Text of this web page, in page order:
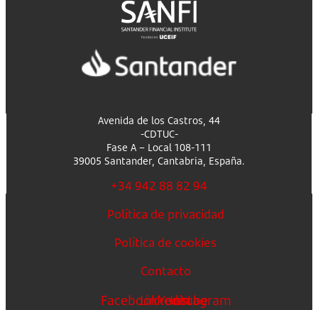
Avenida de los Castros, 44
-CDTUC-
Fase A – Local 108-111
39005 Santander, Cantabria, España.
+34 942 88 82 94
Política de privacidad
Política de cookies
Contacto
FacebookLinkedin
Youtube
Instagram